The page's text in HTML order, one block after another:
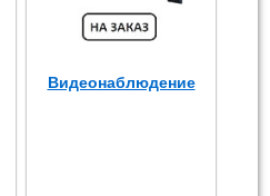
Видеонаблюдение